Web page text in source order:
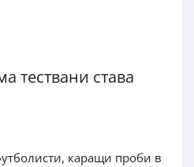
тествани става
каращи проби в